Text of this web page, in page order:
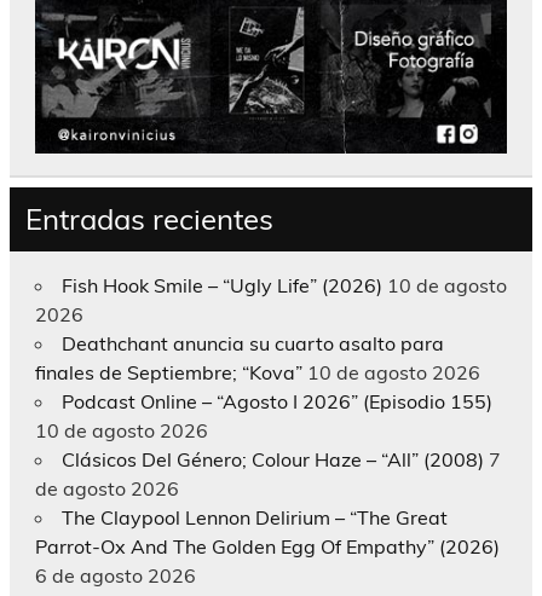
Entradas recientes
Fish Hook Smile – “Ugly Life” (2026) 10 de agosto
2026
Deathchant anuncia su cuarto asalto para
finales de Septiembre; “Kova” 10 de agosto 2026
Podcast Online – “Agosto I 2026” (Episodio 155)
10 de agosto 2026
Clásicos Del Género; Colour Haze – “All” (2008) 7
de agosto 2026
The Claypool Lennon Delirium – “The Great
Parrot-Ox And The Golden Egg Of Empathy” (2026)
6 de agosto 2026